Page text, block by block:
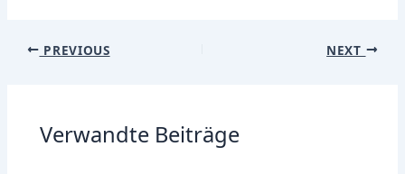
Post
PREVIOUS NEXT
Verwandte Beiträge